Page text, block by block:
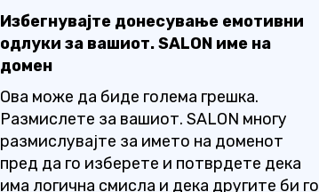
Избегнувајте донесување емотивни
одлуки за вашиот. SALON име на
домен
Ова може да биде голема грешка.
Размислете за вашиот. SALON многу
размислувајте за името на доменот
пред да го изберете и потврдете дека
има логична смисла и дека другите би го